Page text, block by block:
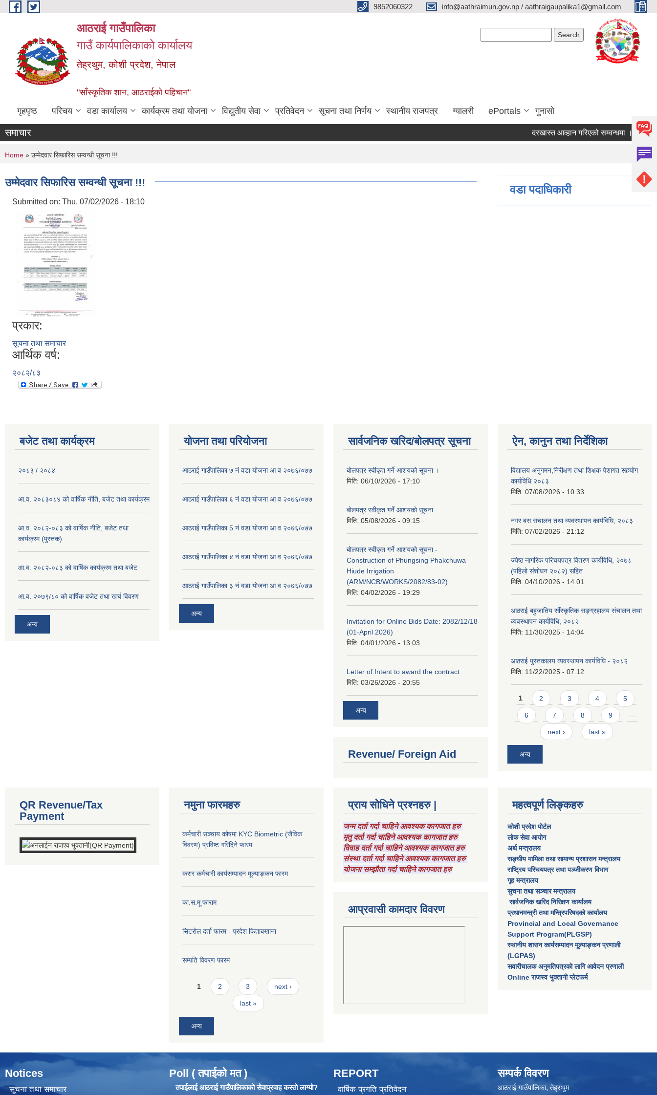
Skip to main content 9852060322 info@aathraimun.gov.np / aathraigaupalika1@gmail.com
आठराई गाउँपालिका
गाउँ कार्यपालिकाको कार्यालय
तेह्रथुम, कोशी प्रदेश, नेपाल
"साँस्कृतिक शान, आठराईको पहिचान"
गृहपृष्ठ परिचय वडा कार्यालय कार्यक्रम तथा योजना विद्युतीय सेवा प्रतिवेदन सूचना तथा निर्णय स्थानीय राजपत्र ग्यालरी ePortals गुनासो
समाचार दरखास्त आव्हान गरिएको सम्वन्धमा । प्रेश
You are here
Home » उम्मेदवार सिफारिस सम्वन्धी सूचना !!!
उम्मेदवार सिफारिस सम्वन्धी सूचना !!!
Submitted on: Thu, 07/02/2026 - 18:10
प्रकार:
सूचना तथा समाचार
आर्थिक वर्ष:
२०८२/८३
वडा पदाधिकारी
बजेट तथा कार्यक्रम
२०८३ / २०८४
आ.व. २०८३०८४ को वार्षिक नीति, बजेट तथा कार्यक्रम
आ.व. २०८२-०८३ को वार्षिक नीति, बजेट तथा
कार्यक्रम (पुस्तक)
आ.व. २०८२-०८३ को वार्षिक कार्यक्रम तथा बजेट
आ.व. २०७९/८० को वार्षिक वजेट तथा खर्च विवरण
अन्य
योजना तथा परियोजना
आठराई गाउँपालिका ७ नं वडा योजना आ व २०७६/०७७
आठराई गाउँपालिका ६ नं वडा योजना आ व २०७६/०७७
आठराई गाउँपालिका 5 नं वडा योजना आ व २०७६/०७७
आठराई गाउँपालिका ४ नं वडा योजना आ व २०७६/०७७
आठराई गाउँपालिका ३ नं वडा योजना आ व २०७६/०७७
अन्य
सार्वजनिक खरिद/बोलपत्र सूचना
बोलपत्र स्वीकृत गर्ने आशयको सूचना ।
मिति: 06/10/2026 - 17:10
बोलपत्र स्वीकृत गर्ने आशयको सूचना
मिति: 05/08/2026 - 09:15
बोलपत्र स्वीकृत गर्ने आशयको सूचना -
Construction of Phungsing Phakchuwa
Hiude Irrigation
(ARM/NCB/WORKS/2082/83-02)
मिति: 04/02/2026 - 19:29
Invitation for Online Bids Date: 2082/12/18
(01-April 2026)
मिति: 04/01/2026 - 13:03
Letter of Intent to award the contract
मिति: 03/26/2026 - 20:55
अन्य
Revenue/ Foreign Aid
ऐन, कानुन तथा निर्देशिका
विद्यालय अनुगमन,निरीक्षण तथा शिक्षक पेशागत सहयोग
कार्यविधि २०८३
मिति: 07/08/2026 - 10:33
नगर बस संचालन तथा व्यवस्थापन कार्यविधि, २०८३
मिति: 07/02/2026 - 21:12
ज्येष्ठ नागरिक परिचयपत्र वितरण कार्यविधि, २०७८
(पहिलो संशोधन २०८२) सहित
मिति: 04/10/2026 - 14:01
आठराई बहुजातिय साँस्कृतिक सङ्ग्रहालय संचालन तथा
व्यवस्थापन कार्यविधि, २०८२
मिति: 11/30/2025 - 14:04
आठराई पुस्तकालय व्यवस्थापन कार्यविधि - २०८२
मिति: 11/22/2025 - 07:12
Pages
1 2 3 4 5
6 7 8 9 …
next › last »
अन्य
QR Revenue/Tax
Payment
नमुना फारमहरु
कर्मचारी सञ्चाय कोषमा KYC Biometric (जैविक
विवरण) प्रविष्ट गरिदिने फारम
करार कर्मचारी कार्यसम्पादन मूल्याङ्कन फारम
का.स.मू फाराम
सिटरोल दर्ता फारम - प्रदेश किताबखाना
सम्पति विवरण फारम
Pages
1 2 3 next ›
last »
अन्य
प्राय सोधिने प्रश्नहरु |
जन्म दर्ता गर्दा चाहिने आवश्यक कागजात हरु
मृतु दर्ता गर्दा चाहिने आवश्यक कागजात हरु
विवाह दर्ता गर्दा चाहिने आवश्यक कागजात हरु
संस्था दर्ता गर्दा चाहिने आवश्यक कागजात हरु
योजना सम्झौता गर्दा चाहिने कागजात हरु
आप्रवासी कामदार विवरण
महत्वपूर्ण लिङ्कहरु
कोशी प्रदेश पोर्टल
लाेक सेवा आयाेग
अर्थ मन्त्रालय
सङ्घीय मामिला तथा सामान्य प्रशासन मन्त्रालय
राष्‍ट्रिय परिचयपत्र तथा पञ्‍जीकरण विभाग
गृह मन्त्रालय
सुचना तथा सञ्चार मन्त्रालय
सार्वजनिक खरिद निरिक्षण कार्यालय
प्रधानमन्त्री तथा मन्त्रिपरिषदकाे कार्यालय
Provincial and Local Governance
Support Program(PLGSP)
स्थानीय शासन कार्यसम्पादन मूल्याङ्कन प्रणाली
(LGPAS)
सवारीचालक अनुमतिपत्रको लागि आवेदन प्रणाली
Online राजस्व भुक्तानी प्लेटफर्म
Notices
सूचना तथा समाचार
Poll ( तपाईको मत )
तपाईलाई आठराई गाउँपालिकाको सेवाप्रवाह कस्तो लाग्यो?
REPORT
वार्षिक प्रगति प्रतिवेदन
सम्पर्क विवरण
आठराई गाउँपालिका, तेह्रथुम